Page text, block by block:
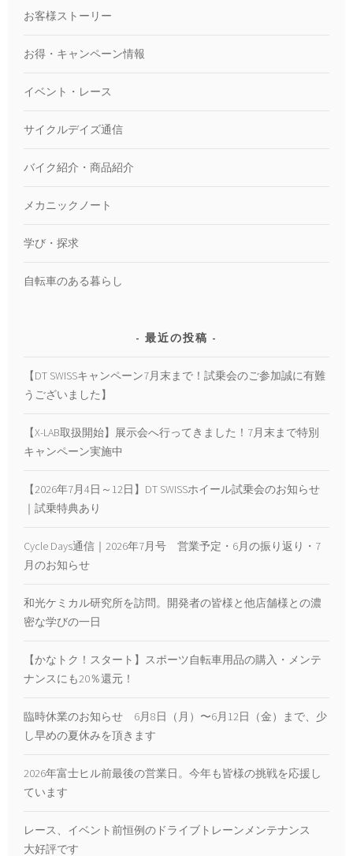
お客様ストーリー
お得・キャンペーン情報
イベント・レース
サイクルデイズ通信
バイク紹介・商品紹介
メカニックノート
学び・探求
自転車のある暮らし
最近の投稿
【DT SWISSキャンペーン7月末まで！試乗会のご参加誠に有難
うございました】
【X-LAB取扱開始】展示会へ行ってきました！7月末まで特別
キャンペーン実施中
【2026年7月4日～12日】DT SWISSホイール試乗会のお知らせ
｜試乗特典あり
Cycle Days通信｜2026年7月号 営業予定・6月の振り返り・7
月のお知らせ
和光ケミカル研究所を訪問。開発者の皆様と他店舗様との濃
密な学びの一日
【かなトク！スタート】スポーツ自転車用品の購入・メンテ
ナンスにも20％還元！
臨時休業のお知らせ 6月8日（月）〜6月12日（金）まで、少
し早めの夏休みを頂きます
2026年富士ヒル前最後の営業日。今年も皆様の挑戦を応援し
ています
レース、イベント前恒例のドライブトレーンメンテナンス
大好評です